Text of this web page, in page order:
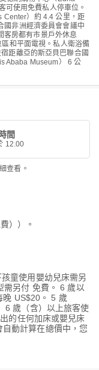
可使用免費私人停車位。
Center）約 4.4 公里，距
國非洲經濟委員會會議中
房都有市景戶外休息
和平面電視。私人衛浴備
距離亞的斯亞貝巴聯合國
Ababa Museum） 6 公
間
12.00
查看。
））。
童使用嬰幼兒床需另
需另付 免費。 6 歲以
晚 US$20。 5 歲
6 歲（含）以上旅客使
的任何加床或嬰兒床
動計算在總價中，您